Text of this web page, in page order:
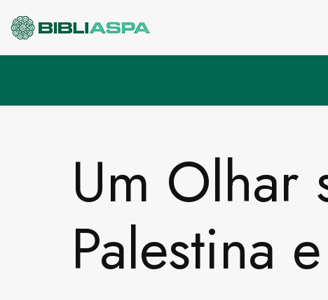
Pular
Um Olhar
Palestina